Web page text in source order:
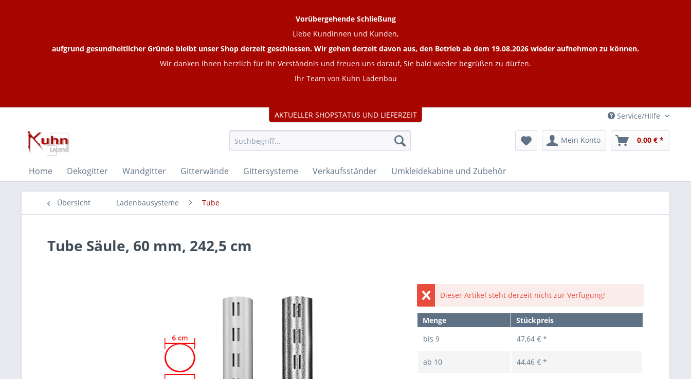
Service/Hilfe
Mein Konto 0,00 € *
Home Dekogitter Wandgitter Gitterwände Gittersysteme Verkaufsständer Umkleidekabine und Zubehör
Übersicht Ladenbausysteme Tube
Tube Säule, 60 mm, 242,5 cm
Dieser Artikel steht derzeit nicht zur Verfügung!
Menge
Stückpreis
bis9 47,64 € *
ab 10 44,46 € *
AKTUELLER SHOPSTATUS UND LIEFERZEIT
Vorübergehende Schließung
Liebe Kundinnen und Kunden,
aufgrund gesundheitlicher Gründe bleibt unser Shop derzeit geschlossen. Wir gehen derzeit davon aus, den Betrieb ab dem 19.08.2026 wieder aufnehmen zu können.
Wir danken Ihnen herzlich für Ihr Verständnis und freuen uns darauf, Sie bald wieder begrüßen zu dürfen.
Ihr Team von Kuhn Ladenbau